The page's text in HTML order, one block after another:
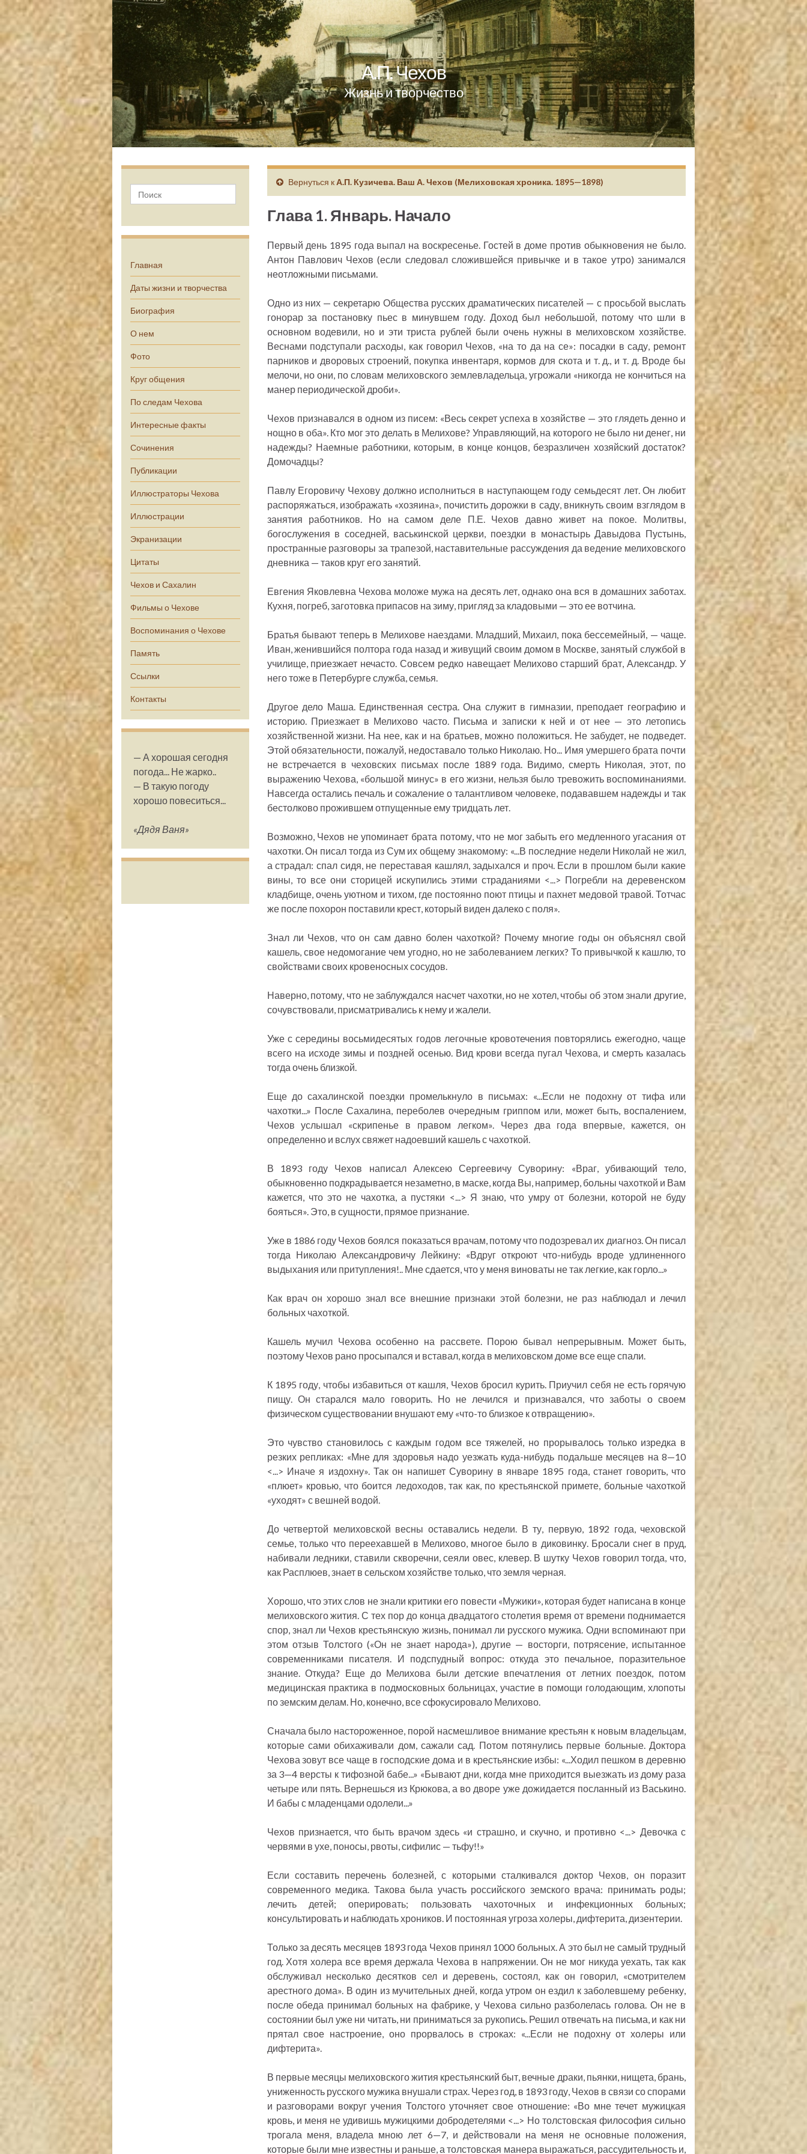
А.П. Чехов
Жизнь и творчество
Главная
Даты жизни и творчества
Биография
О нем
Фото
Круг общения
По следам Чехова
Интересные факты
Сочинения
Публикации
Иллюстраторы Чехова
Иллюстрации
Экранизации
Цитаты
Чехов и Сахалин
Фильмы о Чехове
Воспоминания о Чехове
Память
Ссылки
Контакты
— А хорошая сегодня
погода... Не жарко..
— В такую погоду
хорошо повеситься...
«Дядя Ваня»
Вернуться к А.П. Кузичева. Ваш А. Чехов (Мелиховская хроника. 1895—1898)
Глава 1. Январь. Начало
Первый день 1895 года выпал на воскресенье. Гостей в доме против обыкновения не было.
Антон Павлович Чехов (если следовал сложившейся привычке и в такое утро) занимался
неотложными письмами.
Одно из них — секретарю Общества русских драматических писателей — с просьбой выслать
гонорар за постановку пьес в минувшем году. Доход был небольшой, потому что шли в
основном водевили, но и эти триста рублей были очень нужны в мелиховском хозяйстве.
Веснами подступали расходы, как говорил Чехов, «на то да на се»: посадки в саду, ремонт
парников и дворовых строений, покупка инвентаря, кормов для скота и т. д., и т. д. Вроде бы
мелочи, но они, по словам мелиховского землевладельца, угрожали «никогда не кончиться на
манер периодической дроби».
Чехов признавался в одном из писем: «Весь секрет успеха в хозяйстве — это глядеть денно и
нощно в оба». Кто мог это делать в Мелихове? Управляющий, на которого не было ни денег, ни
надежды? Наемные работники, которым, в конце концов, безразличен хозяйский достаток?
Домочадцы?
Павлу Егоровичу Чехову должно исполниться в наступающем году семьдесят лет. Он любит
распоряжаться, изображать «хозяина», почистить дорожки в саду, вникнуть своим взглядом в
занятия работников. Но на самом деле П.Е. Чехов давно живет на покое. Молитвы,
богослужения в соседней, васькинской церкви, поездки в монастырь Давыдова Пустынь,
пространные разговоры за трапезой, наставительные рассуждения да ведение мелиховского
дневника — таков круг его занятий.
Евгения Яковлевна Чехова моложе мужа на десять лет, однако она вся в домашних заботах.
Кухня, погреб, заготовка припасов на зиму, пригляд за кладовыми — это ее вотчина.
Братья бывают теперь в Мелихове наездами. Младший, Михаил, пока бессемейный, — чаще.
Иван, женившийся полтора года назад и живущий своим домом в Москве, занятый службой в
училище, приезжает нечасто. Совсем редко навещает Мелихово старший брат, Александр. У
него тоже в Петербурге служба, семья.
Другое дело Маша. Единственная сестра. Она служит в гимназии, преподает географию и
историю. Приезжает в Мелихово часто. Письма и записки к ней и от нее — это летопись
хозяйственной жизни. На нее, как и на братьев, можно положиться. Не забудет, не подведет.
Этой обязательности, пожалуй, недоставало только Николаю. Но... Имя умершего брата почти
не встречается в чеховских письмах после 1889 года. Видимо, смерть Николая, этот, по
выражению Чехова, «большой минус» в его жизни, нельзя было тревожить воспоминаниями.
Навсегда остались печаль и сожаление о талантливом человеке, подававшем надежды и так
бестолково прожившем отпущенные ему тридцать лет.
Возможно, Чехов не упоминает брата потому, что не мог забыть его медленного угасания от
чахотки. Он писал тогда из Сум их общему знакомому: «...В последние недели Николай не жил,
а страдал: спал сидя, не переставая кашлял, задыхался и проч. Если в прошлом были какие
вины, то все они сторицей искупились этими страданиями <...> Погребли на деревенском
кладбище, очень уютном и тихом, где постоянно поют птицы и пахнет медовой травой. Тотчас
же после похорон поставили крест, который виден далеко с поля».
Знал ли Чехов, что он сам давно болен чахоткой? Почему многие годы он объяснял свой
кашель, свое недомогание чем угодно, но не заболеванием легких? То привычкой к кашлю, то
свойствами своих кровеносных сосудов.
Наверно, потому, что не заблуждался насчет чахотки, но не хотел, чтобы об этом знали другие,
сочувствовали, присматривались к нему и жалели.
Уже с середины восьмидесятых годов легочные кровотечения повторялись ежегодно, чаще
всего на исходе зимы и поздней осенью. Вид крови всегда пугал Чехова, и смерть казалась
тогда очень близкой.
Еще до сахалинской поездки промелькнуло в письмах: «...Если не подохну от тифа или
чахотки...» После Сахалина, переболев очередным гриппом или, может быть, воспалением,
Чехов услышал «скрипенье в правом легком». Через два года впервые, кажется, он
определенно и вслух свяжет надоевший кашель с чахоткой.
В 1893 году Чехов написал Алексею Сергеевичу Суворину: «Враг, убивающий тело,
обыкновенно подкрадывается незаметно, в маске, когда Вы, например, больны чахоткой и Вам
кажется, что это не чахотка, а пустяки <...> Я знаю, что умру от болезни, которой не буду
бояться». Это, в сущности, прямое признание.
Уже в 1886 году Чехов боялся показаться врачам, потому что подозревал их диагноз. Он писал
тогда Николаю Александровичу Лейкину: «Вдруг откроют что-нибудь вроде удлиненного
выдыхания или притупления!.. Мне сдается, что у меня виноваты не так легкие, как горло...»
Как врач он хорошо знал все внешние признаки этой болезни, не раз наблюдал и лечил
больных чахоткой.
Кашель мучил Чехова особенно на рассвете. Порою бывал непрерывным. Может быть,
поэтому Чехов рано просыпался и вставал, когда в мелиховском доме все еще спали.
К 1895 году, чтобы избавиться от кашля, Чехов бросил курить. Приучил себя не есть горячую
пищу. Он старался мало говорить. Но не лечился и признавался, что заботы о своем
физическом существовании внушают ему «что-то близкое к отвращению».
Это чувство становилось с каждым годом все тяжелей, но прорывалось только изредка в
резких репликах: «Мне для здоровья надо уезжать куда-нибудь подальше месяцев на 8—10
<...> Иначе я издохну». Так он напишет Суворину в январе 1895 года, станет говорить, что
«плюет» кровью, что боится ледоходов, так как, по крестьянской примете, больные чахоткой
«уходят» с вешней водой.
До четвертой мелиховской весны оставались недели. В ту, первую, 1892 года, чеховской
семье, только что переехавшей в Мелихово, многое было в диковинку. Бросали снег в пруд,
набивали ледники, ставили скворечни, сеяли овес, клевер. В шутку Чехов говорил тогда, что,
как Расплюев, знает в сельском хозяйстве только, что земля черная.
Хорошо, что этих слов не знали критики его повести «Мужики», которая будет написана в конце
мелиховского жития. С тех пор до конца двадцатого столетия время от времени поднимается
спор, знал ли Чехов крестьянскую жизнь, понимал ли русского мужика. Одни вспоминают при
этом отзыв Толстого («Он не знает народа»), другие — восторги, потрясение, испытанное
современниками писателя. И подспудный вопрос: откуда это печальное, поразительное
знание. Откуда? Еще до Мелихова были детские впечатления от летних поездок, потом
медицинская практика в подмосковных больницах, участие в помощи голодающим, хлопоты
по земским делам. Но, конечно, все сфокусировало Мелихово.
Сначала было настороженное, порой насмешливое внимание крестьян к новым владельцам,
которые сами обихаживали дом, сажали сад. Потом потянулись первые больные. Доктора
Чехова зовут все чаще в господские дома и в крестьянские избы: «...Ходил пешком в деревню
за 3—4 версты к тифозной бабе...» «Бывают дни, когда мне приходится выезжать из дому раза
четыре или пять. Вернешься из Крюкова, а во дворе уже дожидается посланный из Васькино.
И бабы с младенцами одолели...»
Чехов признается, что быть врачом здесь «и страшно, и скучно, и противно <...> Девочка с
червями в ухе, поносы, рвоты, сифилис — тьфу!!»
Если составить перечень болезней, с которыми сталкивался доктор Чехов, он поразит
современного медика. Такова была участь российского земского врача: принимать роды;
лечить детей; оперировать; пользовать чахоточных и инфекционных больных;
консультировать и наблюдать хроников. И постоянная угроза холеры, дифтерита, дизентерии.
Только за десять месяцев 1893 года Чехов принял 1000 больных. А это был не самый трудный
год. Хотя холера все время держала Чехова в напряжении. Он не мог никуда уехать, так как
обслуживал несколько десятков сел и деревень, состоял, как он говорил, «смотрителем
арестного дома». В один из мучительных дней, когда утром он ездил к заболевшему ребенку,
после обеда принимал больных на фабрике, у Чехова сильно разболелась голова. Он не в
состоянии был уже ни читать, ни приниматься за рукопись. Решил отвечать на письма, и как ни
прятал свое настроение, оно прорвалось в строках: «...Если не подохну от холеры или
дифтерита».
В первые месяцы мелиховского жития крестьянский быт, вечные драки, пьянки, нищета, брань,
униженность русского мужика внушали страх. Через год, в 1893 году, Чехов в связи со спорами
и разговорами вокруг учения Толстого уточняет свое отношение: «Во мне течет мужицкая
кровь, и меня не удивишь мужицкими добродетелями <...> Но толстовская философия сильно
трогала меня, владела мною лет 6—7, и действовали на меня не основные положения,
которые были мне известны и раньше, а толстовская манера выражаться, рассудительность и,